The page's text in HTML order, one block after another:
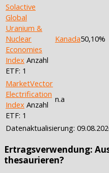
Solactive
Global
Uranium &
Nuclear
Economies
Index Anzahl
ETF: 1
Kanada50,10%
MarketVector
Electrification
Index Anzahl
ETF: 1
n.a
Datenaktualisierung:
Ertragsverwendung:
thesaurieren?